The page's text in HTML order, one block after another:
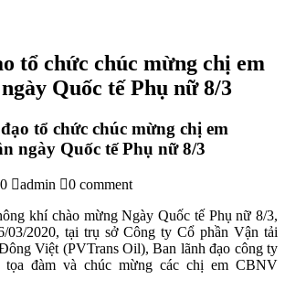
tổ chức chúc mừng chị em
Quốc tế Phụ nữ 8/3
tổ chức chúc mừng chị em
ngày Quốc tế Phụ nữ 8/3
admin
0 comment
khí chào mừng Ngày Quốc tế Phụ nữ 8/3,
03/2020, tại trụ sở Công ty Cổ phần Vận tải
Việt (PVTrans Oil), Ban lãnh đạo công ty
tọa đàm và chúc mừng các chị em CBNV